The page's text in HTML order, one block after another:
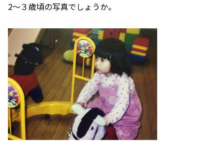
2～３歳頃の写真でしょうか。